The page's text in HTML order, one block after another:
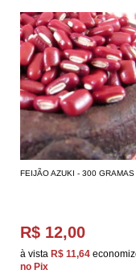
FEIJÃO AZUKI - 300 GRAMAS
R$ 12,00
à vista R$ 11,64
no Pix